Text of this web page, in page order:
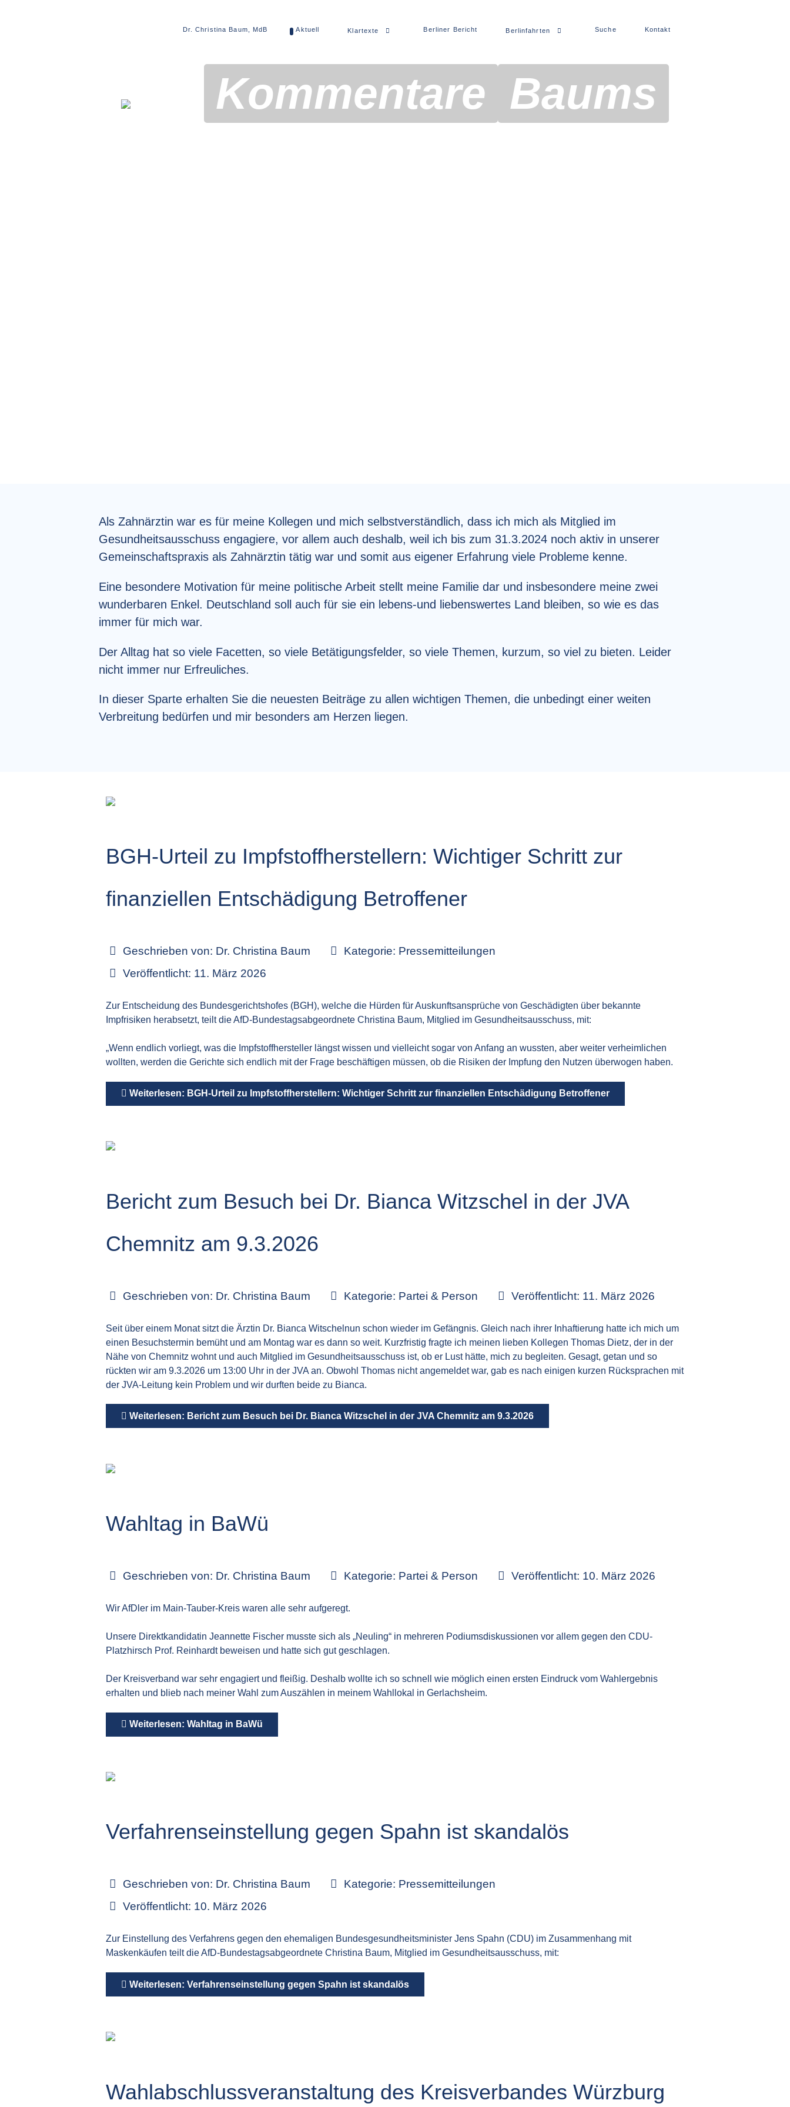
Dr. Christina Baum, MdB Aktuell Klartexte Berliner Bericht Berlinfahrten Suche Kontakt
Kommentare Baums
Als Zahnärztin war es für meine Kollegen und mich selbstverständlich, dass ich mich als Mitglied im
Gesundheitsausschuss engagiere, vor allem auch deshalb, weil ich bis zum 31.3.2024 noch aktiv in unserer
Gemeinschaftspraxis als Zahnärztin tätig war und somit aus eigener Erfahrung viele Probleme kenne.
Eine besondere Motivation für meine politische Arbeit stellt meine Familie dar und insbesondere meine zwei
wunderbaren Enkel. Deutschland soll auch für sie ein lebens-und liebenswertes Land bleiben, so wie es das
immer für mich war.
Der Alltag hat so viele Facetten, so viele Betätigungsfelder, so viele Themen, kurzum, so viel zu bieten. Leider
nicht immer nur Erfreuliches.
In dieser Sparte erhalten Sie die neuesten Beiträge zu allen wichtigen Themen, die unbedingt einer weiten
Verbreitung bedürfen und mir besonders am Herzen liegen.
BGH-Urteil zu Impfstoffherstellern: Wichtiger Schritt zur
finanziellen Entschädigung Betroffener
Geschrieben von: Dr. Christina Baum Kategorie: Pressemitteilungen
Veröffentlicht: 11. März 2026
Zur Entscheidung des Bundesgerichtshofes (BGH), welche die Hürden für Auskunftsansprüche von Geschädigten über bekannte
Impfrisiken herabsetzt, teilt die AfD-Bundestagsabgeordnete Christina Baum, Mitglied im Gesundheitsausschuss, mit:
„Wenn endlich vorliegt, was die Impfstoffhersteller längst wissen und vielleicht sogar von Anfang an wussten, aber weiter verheimlichen
wollten, werden die Gerichte sich endlich mit der Frage beschäftigen müssen, ob die Risiken der Impfung den Nutzen überwogen haben.
Weiterlesen: BGH-Urteil zu Impfstoffherstellern: Wichtiger Schritt zur finanziellen Entschädigung Betroffener
Bericht zum Besuch bei Dr. Bianca Witzschel in der JVA
Chemnitz am 9.3.2026
Geschrieben von: Dr. Christina Baum Kategorie: Partei & Person Veröffentlicht: 11. März 2026
Seit über einem Monat sitzt die Ärztin Dr. Bianca Witschelnun schon wieder im Gefängnis. Gleich nach ihrer Inhaftierung hatte ich mich um
einen Besuchstermin bemüht und am Montag war es dann so weit. Kurzfristig fragte ich meinen lieben Kollegen Thomas Dietz, der in der
Nähe von Chemnitz wohnt und auch Mitglied im Gesundheitsausschuss ist, ob er Lust hätte, mich zu begleiten. Gesagt, getan und so
rückten wir am 9.3.2026 um 13:00 Uhr in der JVA an. Obwohl Thomas nicht angemeldet war, gab es nach einigen kurzen Rücksprachen mit
der JVA-Leitung kein Problem und wir durften beide zu Bianca.
Weiterlesen: Bericht zum Besuch bei Dr. Bianca Witzschel in der JVA Chemnitz am 9.3.2026
Wahltag in BaWü
Geschrieben von: Dr. Christina Baum Kategorie: Partei & Person Veröffentlicht: 10. März 2026
Wir AfDler im Main-Tauber-Kreis waren alle sehr aufgeregt.
Unsere Direktkandidatin Jeannette Fischer musste sich als „Neuling“ in mehreren Podiumsdiskussionen vor allem gegen den CDU-
Platzhirsch Prof. Reinhardt beweisen und hatte sich gut geschlagen.
Der Kreisverband war sehr engagiert und fleißig. Deshalb wollte ich so schnell wie möglich einen ersten Eindruck vom Wahlergebnis
erhalten und blieb nach meiner Wahl zum Auszählen in meinem Wahllokal in Gerlachsheim.
Weiterlesen: Wahltag in BaWü
Verfahrenseinstellung gegen Spahn ist skandalös
Geschrieben von: Dr. Christina Baum Kategorie: Pressemitteilungen
Veröffentlicht: 10. März 2026
Zur Einstellung des Verfahrens gegen den ehemaligen Bundesgesundheitsminister Jens Spahn (CDU) im Zusammenhang mit
Maskenkäufen teilt die AfD-Bundestagsabgeordnete Christina Baum, Mitglied im Gesundheitsausschuss, mit:
Weiterlesen: Verfahrenseinstellung gegen Spahn ist skandalös
Wahlabschlussveranstaltung des Kreisverbandes Würzburg